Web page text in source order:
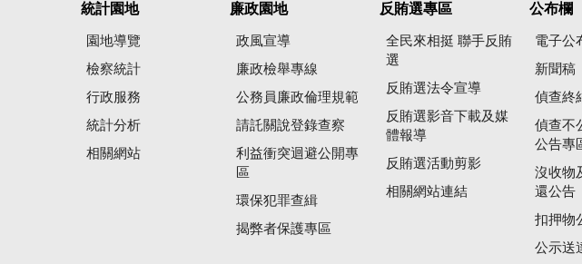
統計園地
園地導覽
檢察統計
行政服務
統計分析
相關網站
廉政園地
政風宣導
廉政檢舉專線
公務員廉政倫理規範
請託關說登錄查察
利益衝突迴避公開專
區
環保犯罪查緝
揭弊者保護專區
反賄選專區
全民來相挺 聯手反賄
選
反賄選法令宣導
反賄選影音下載及媒
體報導
反賄選活動剪影
相關網站連結
公布欄
電子公
新聞稿
偵查終
偵查不
公告專
沒收物
還公告
扣押物
公示送